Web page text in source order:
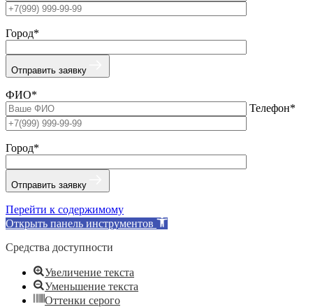
Город*
Отправить заявку
ФИО*
Телефон*
Город*
Отправить заявку
Перейти к содержимому
Открыть панель инструментов
Средства доступности
Увеличение текста
Уменьшение текста
Оттенки серого